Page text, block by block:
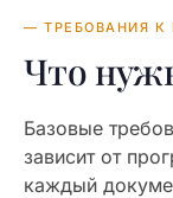
— ТРЕБОВАНИЯ К
Что
Базовые
зависит от
каждый